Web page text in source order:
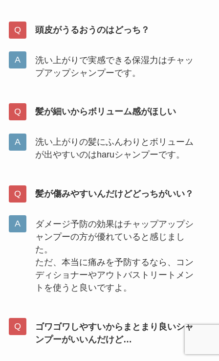
頭皮がうるおうのはどっち？
洗い上がりで実感できる保湿力はチャッ
プアップシャンプーです。
髪が細いからボリューム感がほしい
洗い上がりの髪にふんわりとボリューム
が出やすいのはharuシャンプーです。
髪が傷みやすいんだけどどっちがいい？
ダメージ予防の効果はチャップアップシ
ャンプーの方が優れていると感じまし
た。
ただ、本当に痛みを予防するなら、コン
ディショナーやアウトバストリートメン
トを使うと良いですよ。
ゴワゴワしやすいからまとまり良いシャ
ンプーがいいんだけど…